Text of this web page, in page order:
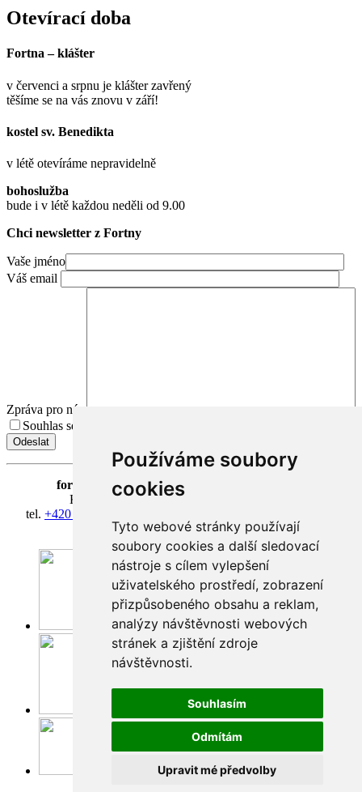
Používáme soubory
cookies
Tyto webové stránky používají
soubory cookies a další sledovací
nástroje s cílem vylepšení
uživatelského prostředí, zobrazení
přizpůsobeného obsahu a reklam,
analýzy návštěvnosti webových
stránek a zjištění zdroje
návštěvnosti.
Souhlasím
Odmítám
Upravit mé předvolby
Otevírací doba
Fortna – klášter
v červenci a srpnu je klášter zavřený
těšíme se na vás znovu v září!
kostel sv. Benedikta
v létě otevíráme nepravidelně
bohoslužba
bude i v létě každou neděli od 9.00
Chci newsletter z Fortny
Vaše jméno
Váš email
Zpráva pro nás
Souhlas se zpracováním osobních údajů.
fortna
| Hradčanské nám. 3/184 | 118 00 Praha 1
Klášter Hradčany Řádu bosých karmelitánů
tel. +420 603 428 601
fortna@fortna.eu
Facebook
Youtube